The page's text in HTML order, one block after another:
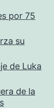
por 75
su
de Luka
de la